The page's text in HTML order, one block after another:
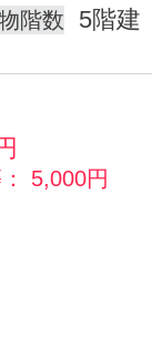
階数 5階建
5,000円